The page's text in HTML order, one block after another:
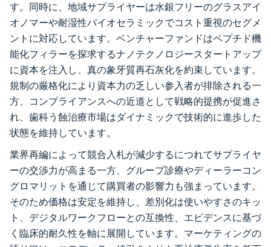
す。同時に、地域サプライヤーは水銀フリーのグラスアイ
オノマーや耐湿性バイオセラミックでコスト重視のセグメ
ントに対応しています。ベンチャーファンドはペプチド機
能化フィラーを探求するナノテクノロジースタートアップ
に資本を注入し、真の象牙質再石灰化を約束しています。
規制の厳格化により資本力の乏しい参入者が排除される一
方、コンプライアンスへの近道として戦略的提携が促進さ
れ、歯科う蝕治療市場はダイナミックで技術的に進歩した
状態を維持しています。
業界再編によって競合入札が減少するにつれてサプライヤ
ーの交渉力が高まる一方、グループ診療やディーラーコン
グロマリットを通じて購買者の影響力も強まっています。
そのため価格は安定を維持し、差別化は使いやすさのキッ
ト、デジタルワークフローとの互換性、エビデンスに基づ
く臨床的耐久性を軸に展開しています。マーケティングの